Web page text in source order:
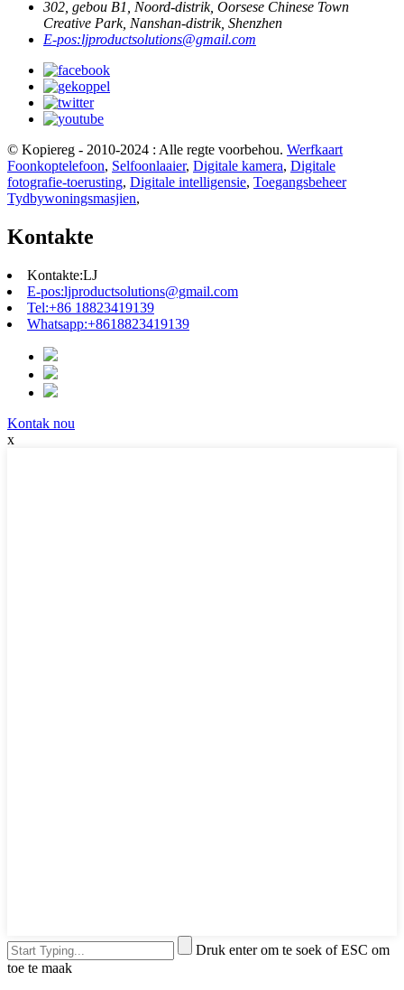
302, gebou B1, Noord-distrik, Oorsese Chinese Town
Creative Park, Nanshan-distrik, Shenzhen
E-pos:ljproductsolutions@gmail.com
© Kopiereg - 2010-2024 : Alle regte voorbehou. Werfkaart
Foonkoptelefoon, Selfoonlaaier, Digitale kamera, Digitale
fotografie-toerusting, Digitale intelligensie, Toegangsbeheer
Tydbywoningsmasjien,
Kontakte
Kontakte:LJ
E-pos:ljproductsolutions@gmail.com
Tel:+86 18823419139
Whatsapp:+8618823419139
Kontak nou
x
Druk enter om te soek of ESC om
toe te maak